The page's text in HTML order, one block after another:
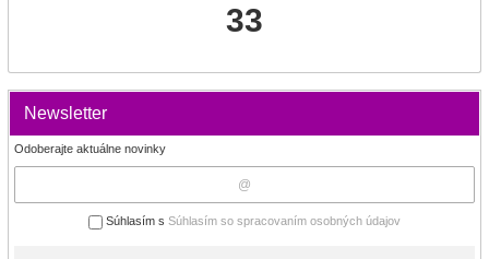
33
Newsletter
Odoberajte aktuálne novinky
Súhlasím s Súhlasím so spracovaním osobných údajov